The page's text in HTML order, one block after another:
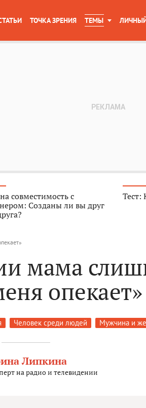
ТОЧКА ЗРЕНИЯ ТЕМЫ
совместимость с
Созданы ли вы друг
Тест:
мама
опекает»
Человек среди людей Мужчина и
Липкина
на радио и телевидении